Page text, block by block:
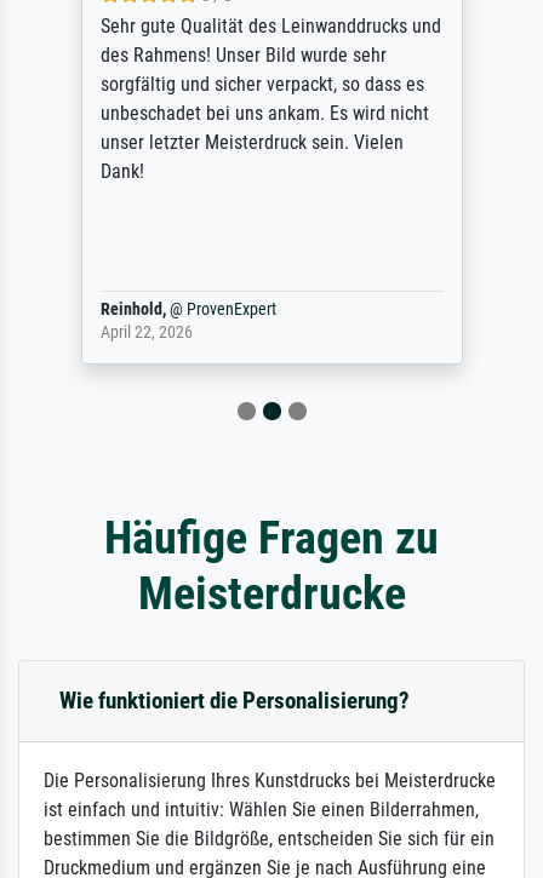
Sehr gute Qualität des Leinwanddrucks und
des Rahmens! Unser Bild wurde sehr
sorgfältig und sicher verpackt, so dass es
unbeschadet bei uns ankam. Es wird nicht
unser letzter Meisterdruck sein. Vielen
Dank!
Reinhold,@ ProvenExpert
April 22, 2026
Häufige Fragen zu
Meisterdrucke
Wie funktioniert die Personalisierung?
Die Personalisierung Ihres Kunstdrucks bei Meisterdrucke
ist einfach und intuitiv: Wählen Sie einen Bilderrahmen,
bestimmen Sie die Bildgröße, entscheiden Sie sich für ein
Druckmedium und ergänzen Sie je nach Ausführung eine